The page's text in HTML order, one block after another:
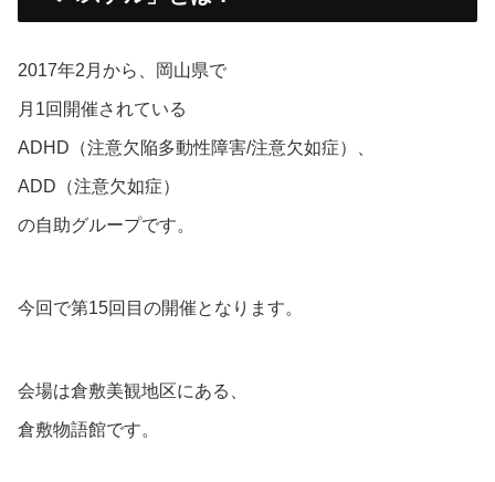
2017年2月から、岡山県で
月1回開催されている
ADHD（注意欠陥多動性障害/注意欠如症）、
ADD（注意欠如症）
の自助グループです。
今回で第15回目の開催となります。
会場は倉敷美観地区にある、
倉敷物語館です。